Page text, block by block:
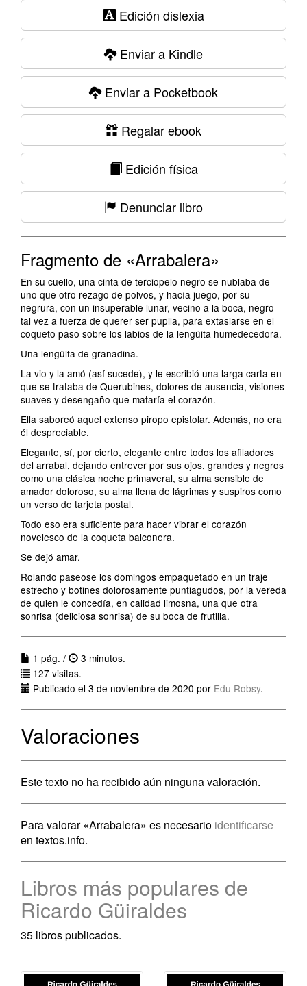
Edición dislexia
Enviar a Kindle
Enviar a Pocketbook
Regalar ebook
Edición física
Denunciar libro
Fragmento de «Arrabalera»
En su cuello, una cinta de terciopelo negro se nublaba de
uno que otro rezago de polvos, y hacía juego, por su
negrura, con un insuperable lunar, vecino a la boca, negro
tal vez a fuerza de querer ser pupila, para extasiarse en el
coqueto paso sobre los labios de la lengüita humedecedora.
Una lengüita de granadina.
La vio y la amó (así sucede), y le escribió una larga carta en
que se trataba de Querubines, dolores de ausencia, visiones
suaves y desengaño que mataría el corazón.
Ella saboreó aquel extenso piropo epistolar. Además, no era
él despreciable.
Elegante, sí, por cierto, elegante entre todos los afiladores
del arrabal, dejando entrever por sus ojos, grandes y negros
como una clásica noche primaveral, su alma sensible de
amador doloroso, su alma llena de lágrimas y suspiros como
un verso de tarjeta postal.
Todo eso era suficiente para hacer vibrar el corazón
novelesco de la coqueta balconera.
Se dejó amar.
Rolando paseose los domingos empaquetado en un traje
estrecho y botines dolorosamente puntiagudos, por la vereda
de quien le concedía, en calidad limosna, una que otra
sonrisa (deliciosa sonrisa) de su boca de frutilla.
1 pág. /
3 minutos.
127 visitas.
Publicado el 3 de noviembre de 2020 por Edu Robsy.
Valoraciones
Este texto no ha recibido aún ninguna valoración.
Para valorar «Arrabalera» es necesario identificarse
en textos.info.
Libros más populares de
Ricardo Güiraldes
35 libros publicados.